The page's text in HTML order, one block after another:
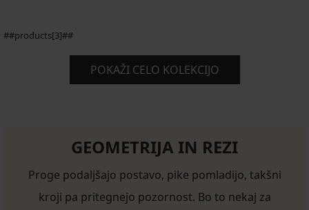
##products[3]##
POKAŽI CELO KOLEKCIJO
GEOMETRIJA IN REZI
Proge podaljšajo postavo, pike pomladijo, takšni
kroji pa pritegnejo pozornost. Bo to nekaj za